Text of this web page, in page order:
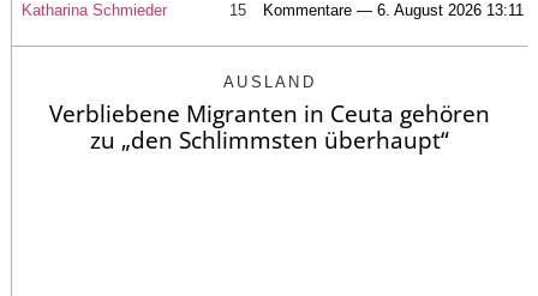
Katharina Schmieder 15 Kommentare — 6. August 2026 13:11
AUSLAND
Verbliebene Migranten in Ceuta gehören
zu „den Schlimmsten überhaupt“